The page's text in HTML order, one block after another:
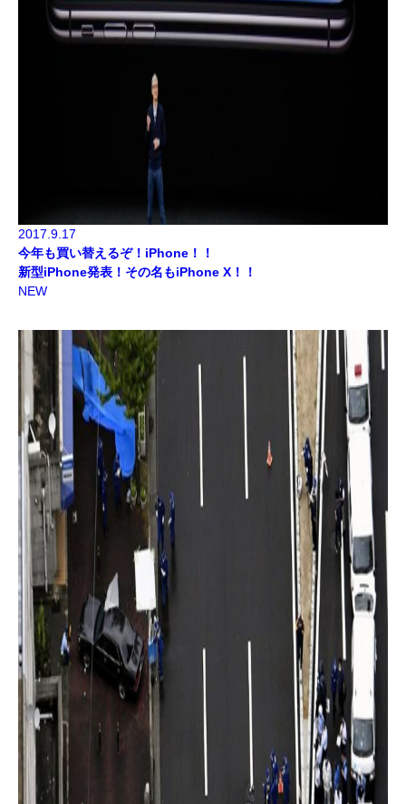
2017.9.17
今年も買い替えるぞ！iPhone！！
新型iPhone発表！その名もiPhone X！！
NEW